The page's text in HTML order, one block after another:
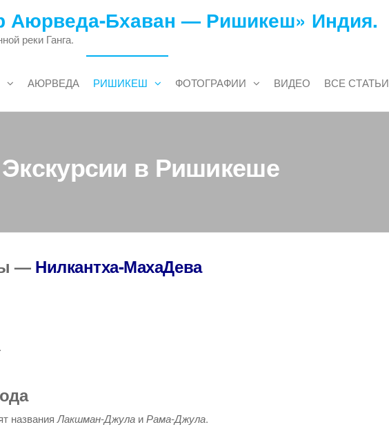
Аюрведа-Бхаван — Ришикеш» Индия.
реки Ганга.
АЮРВЕДА РИШИКЕШ ФОТОГРАФИИ ВИДЕО ВСЕ СТАТЬИ
Экскурсии в Ришикеше
— Нилкантха-МахаДева
названия Лакшман-Джула иРама-Джула.